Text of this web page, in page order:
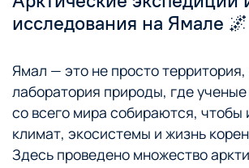
исследования на Ямале 🌌
Ямал — это не просто
лаборатория природы, где
со всего мира собираются, чтобы
климат, экосистемы и жизнь
Здесь проведено множество